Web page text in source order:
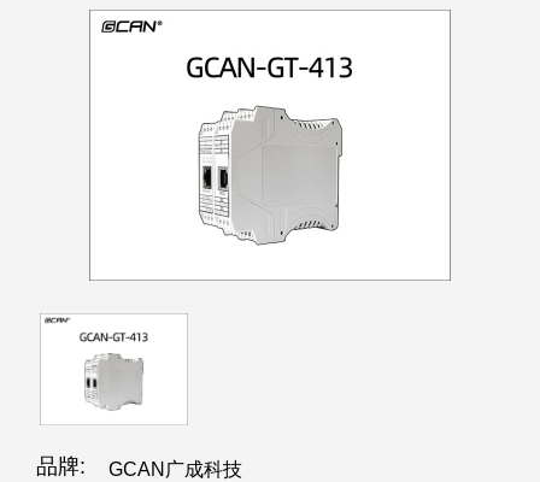
品牌: GCAN广成科技